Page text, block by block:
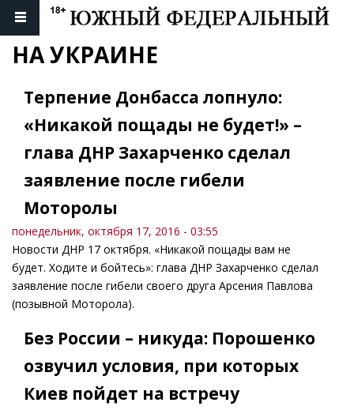
НА УКРАИНЕ
Терпение Донбасса лопнуло:
«Никакой пощады не будет!» –
глава ДНР Захарченко сделал
заявление после гибели
Моторолы
понедельник, октября 17, 2016 - 03:55
Новости ДНР 17 октября. «Никакой пощады вам не
будет. Ходите и бойтесь»: глава ДНР Захарченко сделал
заявление после гибели своего друга Арсения Павлова
(позывной Моторола).
Без России – никуда: Порошенко
озвучил условия, при которых
Киев пойдет на встречу